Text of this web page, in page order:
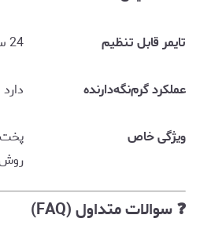
تایمر قابل تنظیم 24 ساعته
عملکرد گرم‌نگه‌دارنده دارد
ویژگی خاص
❓ سوالات متداول (FAQ)